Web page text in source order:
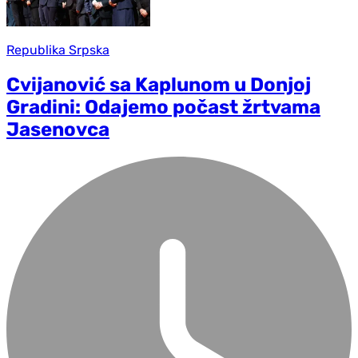
Republika Srpska
Cvijanović sa Kaplunom u Donjoj
Gradini: Odajemo počast žrtvama
Jasenovca